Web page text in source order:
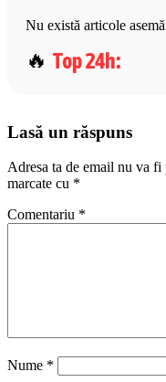
Nu există articole
Top 24h:
Lasă un răspuns
Adresa ta de email nu va fi
marcate cu *
Comentariu *
Nume *